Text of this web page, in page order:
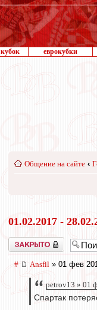
кубок еврокубки
Общение на сайте ‹
01.02.2017 -
Закрыто
# Ansfil » 01 фев
petrov13 » 01
Спартак